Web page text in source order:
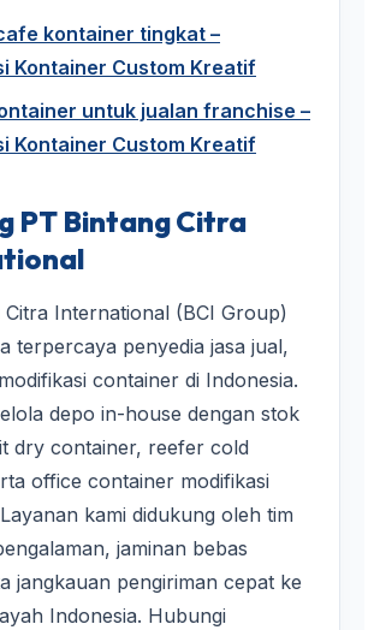
kontainer tingkat –
Kontainer Custom Kreatif
untuk jualan franchise –
Kontainer Custom Kreatif
PT Bintang Citra
Citra International (BCI Group)
terpercaya penyedia jasa jual,
container di Indonesia.
depo in-house dengan stok
dry container, reefer cold
office container modifikasi
kami didukung oleh tim
jaminan bebas
jangkauan pengiriman cepat ke
Indonesia. Hubungi